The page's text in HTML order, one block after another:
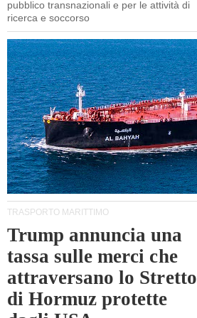
pubblico transnazionali e per le attività di
ricerca e soccorso
TRASPORTO MARITTIMO
Trump annuncia una
tassa sulle merci che
attraversano lo Stretto
di Hormuz protette